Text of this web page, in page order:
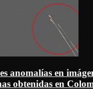
anomalías en
obtenidas en